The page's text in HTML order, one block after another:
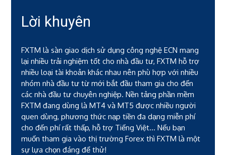
Lời khuyên
FXTM là sàn giao dịch sử dụng công nghệ ECN mang
lại nhiều trải nghiệm tốt cho nhà đầu tư, FXTM hỗ trợ
nhiều loại tài khoản khác nhau nên phù hợp với nhiều
nhóm nhà đầu tư từ mới bắt đầu tham gia cho đến
các nhà đầu tư chuyên nghiệp. Nền tảng phần mềm
FXTM đang dùng là MT4 và MT5 được nhiều người
quen dùng, phương thức nạp tiền đa dạng miễn phí
cho đến phí rất thấp, hỗ trợ Tiếng Việt... Nếu bạn
muốn tham gia vào thị trường Forex thì FXTM là một
sự lựa chọn đáng để thử!